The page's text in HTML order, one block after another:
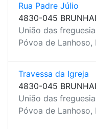
Rua Padre Júlio
4830-045
União das
Póvoa de Lanhoso,
Travessa da Igreja
4830-045
União das
Póvoa de Lanhoso,